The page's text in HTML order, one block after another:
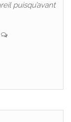
puisqu’avant